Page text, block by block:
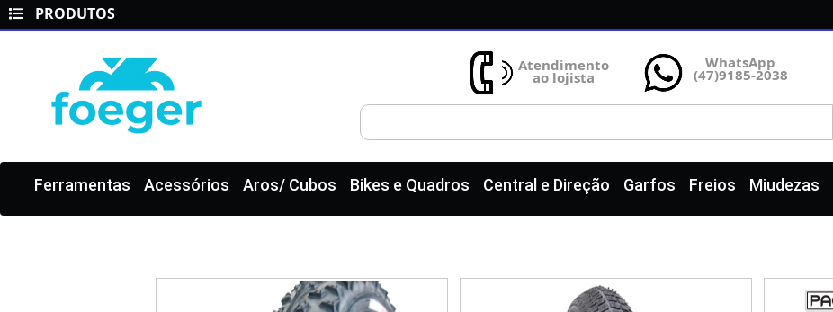
PRODUTOS
Atendimento
ao lojista
WhatsApp
(47)9185-2038
Ferramentas Acessórios Aros/ Cubos Bikes e Quadros Central e Direção Garfos Freios Miudezas